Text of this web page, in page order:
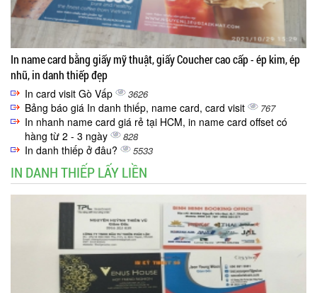
In name card bằng giấy mỹ thuật, giấy Coucher cao cấp - ép kim, ép
nhũ, in danh thiếp đẹp
In card visit Gò Vấp 3626
Bảng báo giá In danh thiếp, name card, card visit 767
In nhanh name card giá rẻ tại HCM, in name card offset có
hàng từ 2 - 3 ngày
828
In danh thiếp ở đâu? 5533
IN DANH THIẾP LẤY LIỀN